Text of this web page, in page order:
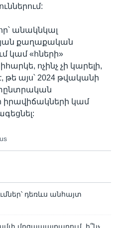
անակնկալ
քաղաքական
կամ «հների»
ոչինչ չի կարելի,
թե այս՝ 2024 թվականի
իրավիճակների կամ
դեռևս անհայտ